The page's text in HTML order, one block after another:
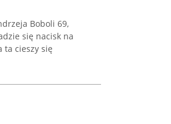
Boboli 69,
się nacisk na
ta cieszy się